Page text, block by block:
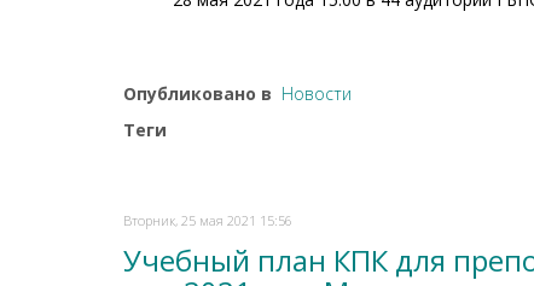
Опубликовано в Новости
Теги
Вторник, 25 мая 2021 15:56
Учебный план КПК для